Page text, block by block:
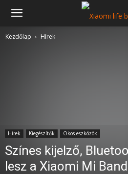
Kezdőlap Hírek
Hírek Kiegészítők Okos eszközök
Színes kijelző,
lesz a Xiaomi Mi